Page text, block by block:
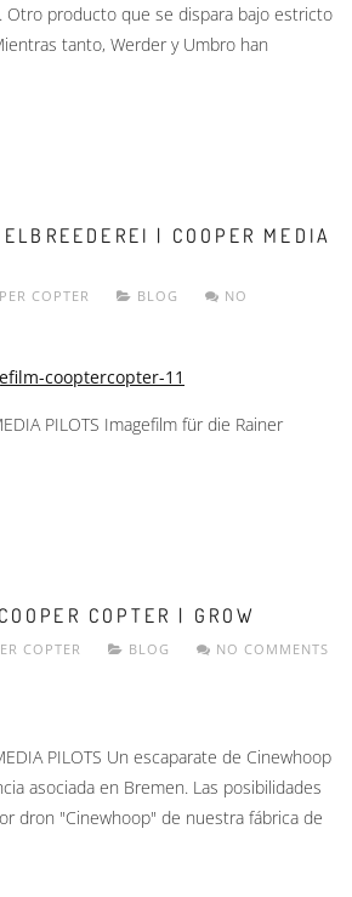
Otro producto que se dispara bajo estricto
tanto, Werder y Umbro han
| COOPER MEDIA
COPTER BLOG
NO
PILOTS Imagefilm für die Rainer
COPTER | GROW
COPTER BLOG NO COMMENTS
PILOTS Un escaparate de Cinewhoop
asociada en Bremen. Las posibilidades
dron "Cinewhoop" de nuestra fábrica de